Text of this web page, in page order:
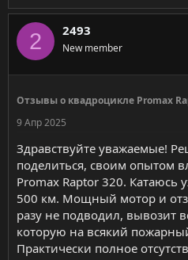
2 2493
New member
Отзывы о квадроцикле Promax
9 Апр 2025
Здравствуйте уважаемые!
поделиться, своим опытом
Promax Raptor 320. Катаюсь
500 км. Мощный мотор и
разу не подводил, вывозит
которую на всякий
Практически полное